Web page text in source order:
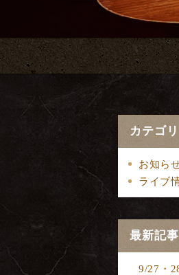
カテゴリ
お知ら
ライブ
最新記事
9/27・